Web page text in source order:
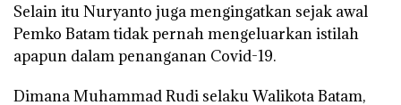
Selain itu Nuryanto juga mengingatkan sejak awal
Pemko Batam tidak pernah mengeluarkan istilah
apapun dalam penanganan Covid-19.
Dimana Muhammad Rudi selaku Walikota Batam,